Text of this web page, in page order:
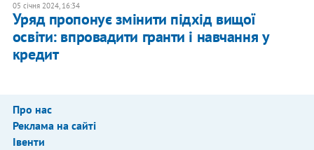
05 січня 2024, 16:34
Уряд пропонує змінити підхід вищої
освіти: впровадити гранти і навчання у
кредит
Про нас
Реклама на сайті
Івенти